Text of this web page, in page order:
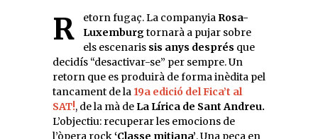
Retorn fugaç. La companyia Rosa-
Luxemburgtornarà a pujar sobre
els escenaris sis anys després que
decidís “desactivar-se” per sempre. Un
retorn que es produirà de forma inèdita pel
tancament de la 19a edició del Fica’t al
SAT!, de la mà de La Lírica de Sant Andreu.
L’objectiu: recuperar les emocions de
l’òpera rock‘Classe mitjana’. Una peça en